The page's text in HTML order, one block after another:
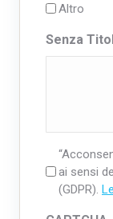
Altro
Senza
ai sensi
(GDPR).